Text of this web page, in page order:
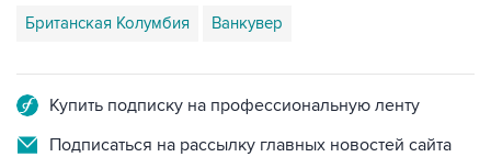
Британская Колумбия Ванкувер
Купить подписку на профессиональную ленту
Подписаться на рассылку главных новостей сайта